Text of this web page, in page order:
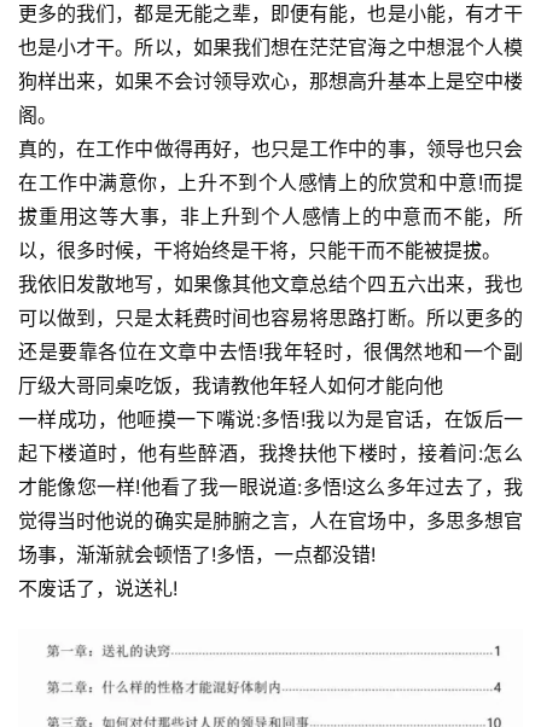
更多的我们，都是无能之辈，即便有能，也是小能，有才干
也是小才干。所以，如果我们想在茫茫官海之中想混个人模
狗样出来，如果不会讨领导欢心，那想高升基本上是空中楼
阁。
真的，在工作中做得再好，也只是工作中的事，领导也只会
在工作中满意你，上升不到个人感情上的欣赏和中意!而提
拔重用这等大事，非上升到个人感情上的中意而不能，所
以，很多时候，干将始终是干将，只能干而不能被提拔。
我依旧发散地写，如果像其他文章总结个四五六出来，我也
可以做到，只是太耗费时间也容易将思路打断。所以更多的
还是要靠各位在文章中去悟!我年轻时，很偶然地和一个副
厅级大哥同桌吃饭，我请教他年轻人如何才能向他
一样成功，他咂摸一下嘴说:多悟!我以为是官话，在饭后一
起下楼道时，他有些醉酒，我搀扶他下楼时，接着问:怎么
才能像您一样!他看了我一眼说道:多悟!这么多年过去了，我
觉得当时他说的确实是肺腑之言，人在官场中，多思多想官
场事，渐渐就会顿悟了!多悟，一点都没错!
不废话了，说送礼!